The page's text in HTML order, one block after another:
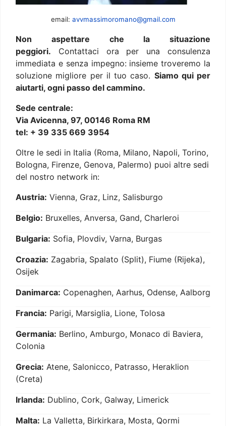
email: avvmassimoromano@gmail.com
Non aspettare che la situazione
peggiori. Contattaci ora per una consulenza
immediata e senza impegno: insieme troveremo la
soluzione migliore per il tuo caso. Siamo qui per
aiutarti, ogni passo del cammino.
Sede centrale:
Via Avicenna, 97, 00146 Roma RM
tel: + 39 335 669 3954
Oltre le sedi in Italia (Roma, Milano, Napoli, Torino,
Bologna, Firenze, Genova, Palermo) puoi altre sedi
del nostro network in:
Austria: Vienna, Graz, Linz, Salisburgo
Belgio: Bruxelles, Anversa, Gand, Charleroi
Bulgaria: Sofia, Plovdiv, Varna, Burgas
Croazia: Zagabria, Spalato (Split), Fiume (Rijeka),
Osijek
Danimarca: Copenaghen, Aarhus, Odense, Aalborg
Francia: Parigi, Marsiglia, Lione, Tolosa
Germania: Berlino, Amburgo, Monaco di Baviera,
Colonia
Grecia: Atene, Salonicco, Patrasso, Heraklion
(Creta)
Irlanda: Dublino, Cork, Galway, Limerick
Malta: La Valletta, Birkirkara, Mosta, Qormi